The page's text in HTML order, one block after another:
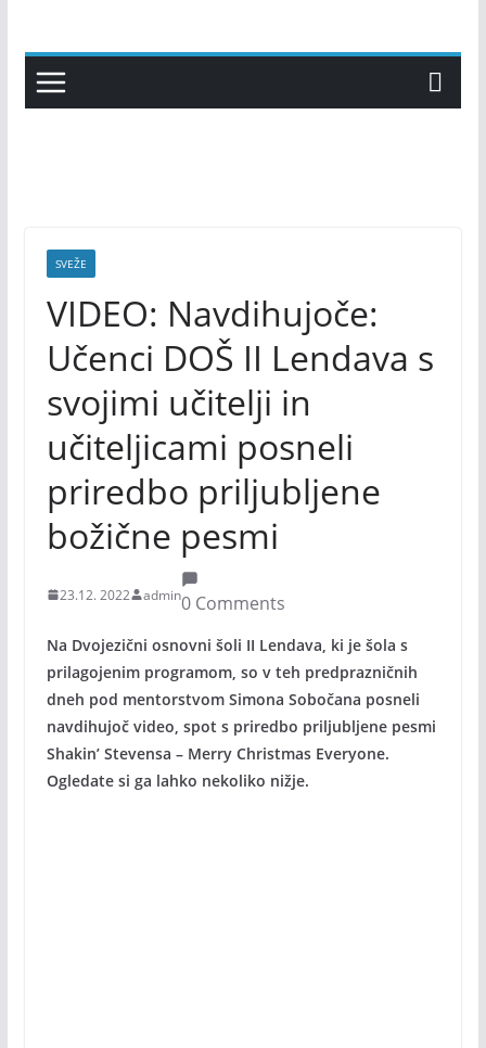
content
SVEŽE
VIDEO: Navdihujoče:
Učenci DOŠ II Lendava s
svojimi učitelji in
učiteljicami posneli
priredbo priljubljene
božične pesmi
23.12. 2022 admin0 Comments
Na Dvojezični osnovni šoli II Lendava, ki je šola s
prilagojenim programom, so v teh predprazničnih
dneh pod mentorstvom Simona Sobočana posneli
navdihujoč video, spot s priredbo priljubljene pesmi
Shakin’ Stevensa – Merry Christmas Everyone.
Ogledate si ga lahko nekoliko nižje.